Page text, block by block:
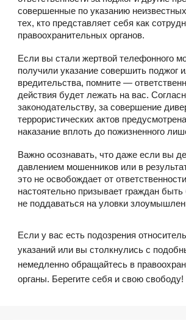
совершенные по указанию
тех, кто представляет себя как
правоохранительных органов.
Если вы стали жертвой телефонного
получили указание совершить поджог
вредительства, помните —
действия будет лежать на вас.
законодательству, за совершение
террористических актов
наказание вплоть до пожизненного
Важно осознавать, что даже если вы
давлением мошенников или в
это не освобождает от
настоятельно призывает граждан
не поддаваться на уловки
Если у вас есть подозрения
указаний или вы столкнулись с
немедленно обращайтесь в
органы. Берегите себя и свою свободу!